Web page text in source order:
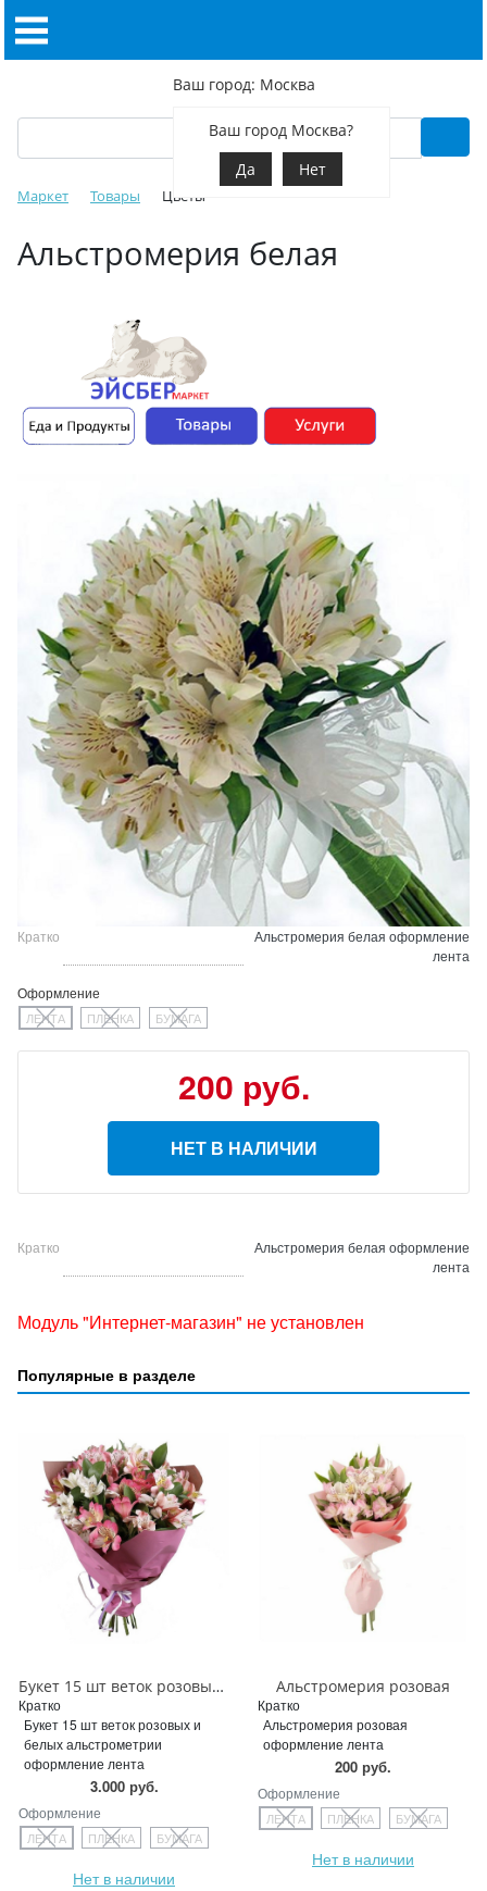
Ваш город: Москва
Ваш город Москва?
Да
Нет
Маркет Товары Цветы
Альстромерия белая
Кратко
Альстромерия белая оформление
лента
Оформление
ЛЕНТА ПЛЕНКА БУМАГА
200 руб.
НЕТ В НАЛИЧИИ
Кратко
Альстромерия белая оформление
лента
Модуль "Интернет-магазин" не установлен
Популярные в разделе
Букет 15 шт веток розовых и белых альстрометрии
Кратко
Букет 15 шт веток розовых и
белых альстрометрии
оформление лента
3.000 руб.
Оформление
ЛЕНТА ПЛЕНКА БУМАГА
Нет в наличии
Альстромерия розовая
Кратко
Альстромерия розовая
оформление лента
200 руб.
Оформление
ЛЕНТА ПЛЕНКА БУМАГА
Нет в наличии